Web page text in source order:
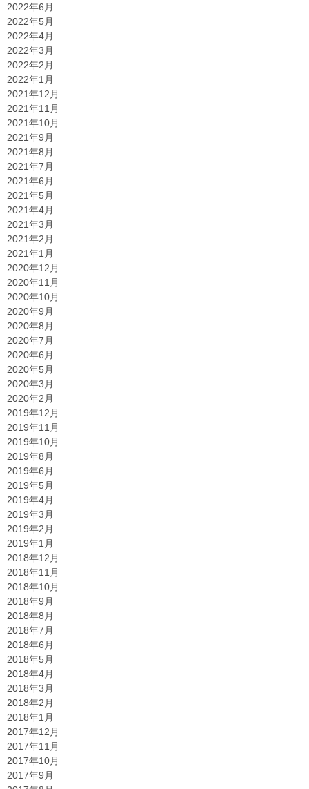
2022年6月
2022年5月
2022年4月
2022年3月
2022年2月
2022年1月
2021年12月
2021年11月
2021年10月
2021年9月
2021年8月
2021年7月
2021年6月
2021年5月
2021年4月
2021年3月
2021年2月
2021年1月
2020年12月
2020年11月
2020年10月
2020年9月
2020年8月
2020年7月
2020年6月
2020年5月
2020年3月
2020年2月
2019年12月
2019年11月
2019年10月
2019年8月
2019年6月
2019年5月
2019年4月
2019年3月
2019年2月
2019年1月
2018年12月
2018年11月
2018年10月
2018年9月
2018年8月
2018年7月
2018年6月
2018年5月
2018年4月
2018年3月
2018年2月
2018年1月
2017年12月
2017年11月
2017年10月
2017年9月